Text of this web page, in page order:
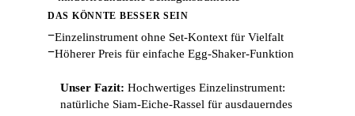
DAS KÖNNTE BESSER SEIN
−Einzelinstrument ohne Set-Kontext für Vielfalt
−Höherer Preis für einfache Egg-Shaker-Funktion
Unser Fazit: Hochwertiges Einzelinstrument:
natürliche Siam-Eiche-Rassel für ausdauerndes